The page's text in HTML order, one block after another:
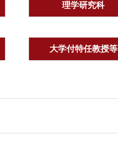
理学研究科
大学付特任教授等